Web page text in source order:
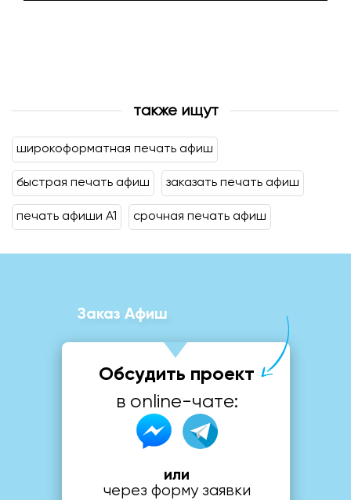
также ищут
широкоформатная печать афиш
быстрая печать афиш заказать печать афиш
печать афиши А1 срочная печать афиш
Заказ Афиш
Обсудить проект
в online-чате:
или
через форму заявки